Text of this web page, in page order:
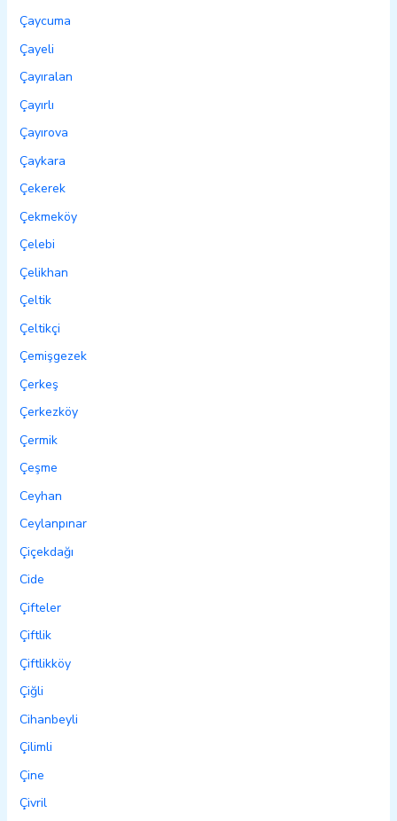
Çaycuma
Çayeli
Çayıralan
Çayırlı
Çayırova
Çaykara
Çekerek
Çekmeköy
Çelebi
Çelikhan
Çeltik
Çeltikçi
Çemişgezek
Çerkeş
Çerkezköy
Çermik
Çeşme
Ceyhan
Ceylanpınar
Çiçekdağı
Cide
Çifteler
Çiftlik
Çiftlikköy
Çiğli
Cihanbeyli
Çilimli
Çine
Çivril